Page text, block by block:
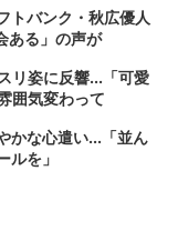
トバンク・秋広優人
ある」の声が
リ姿に反響...「可愛
囲気変わって
かな心遣い...「並ん
ルを」